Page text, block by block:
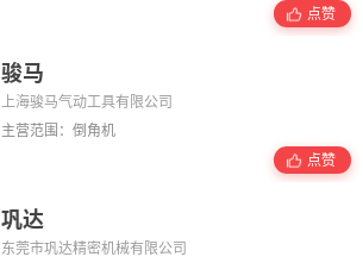
点赞
骏马
上海骏马气动工具有限公司
主营范围：倒角机
点赞
巩达
东莞市巩达精密机械有限公司